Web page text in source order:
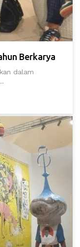
Berkarya
dalam